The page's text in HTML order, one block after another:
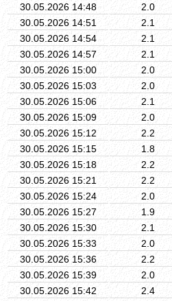
30.05.2026 14:48
2.0
30.05.2026 14:51
2.1
30.05.2026 14:54
2.1
30.05.2026 14:57
2.1
30.05.2026 15:00
2.0
30.05.2026 15:03
2.0
30.05.2026 15:06
2.1
30.05.2026 15:09
2.0
30.05.2026 15:12
2.2
30.05.2026 15:15
1.8
30.05.2026 15:18
2.2
30.05.2026 15:21
2.2
30.05.2026 15:24
2.0
30.05.2026 15:27
1.9
30.05.2026 15:30
2.1
30.05.2026 15:33
2.0
30.05.2026 15:36
2.2
30.05.2026 15:39
2.0
30.05.2026 15:42
2.4